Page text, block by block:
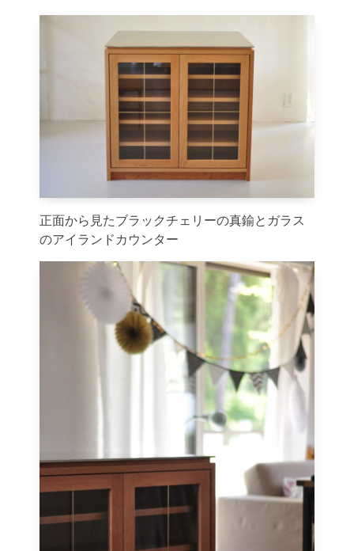
正面から見たブラックチェリーの真鍮とガラス
のアイランドカウンター